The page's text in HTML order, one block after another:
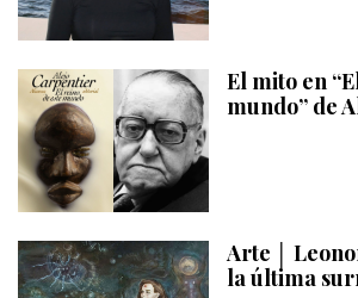
El mito en
mundo” de
Arte │
la última